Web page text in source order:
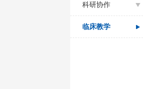
科研协作
临床教学